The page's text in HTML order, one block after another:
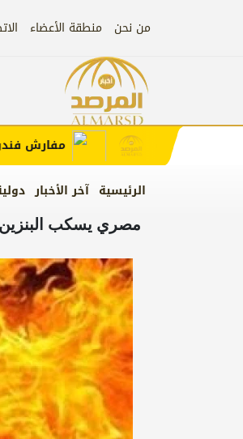
من نحن منطقة الأعضاء
الرئيسية آخر الأخبار
مفارش فندورا
مصري يسكب